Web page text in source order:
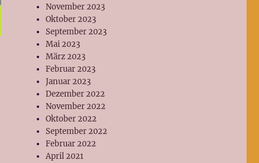
November 2023
Oktober 2023
September 2023
Mai 2023
März 2023
Februar 2023
Januar 2023
Dezember 2022
November 2022
Oktober 2022
September 2022
Februar 2022
April 2021